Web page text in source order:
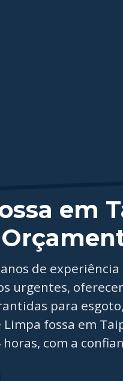
em
de experiência
urgentes,
para
fossa em
com a